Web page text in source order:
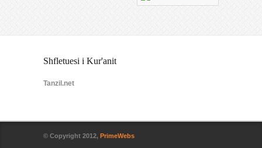
Shfletuesi i Kur'anit
Tanzil.net
© Copyright 2012, PrimeWebs